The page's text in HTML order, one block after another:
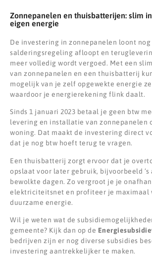
Zonnepanelen en thuisbatterijen: slim
eigen energie
De investering in zonnepanelen loont nog
salderingsregeling afloopt en
meer volledig wordt vergoed. Met een
van zonnepanelen en een thuisbatterij
mogelijk van je zelf opgewekte energie
waardoor je energierekening flink daalt.
Sinds 1 januari 2023 betaal je geen btw
levering en installatie van zonnepanelen
woning. Dat maakt de investering direct
dat je nog btw hoeft terug te vragen.
Een thuisbatterij zorgt ervoor dat je
opslaat voor later gebruik, bijvoorbeeld ’s
bewolkte dagen. Zo vergroot je je
elektriciteitsnet en profiteer je maximaal
duurzame energie.
Wil je weten wat de
gemeente? Kijk dan op de
bedrijven zijn er nog diverse subsidies
investering aantrekkelijker te maken.